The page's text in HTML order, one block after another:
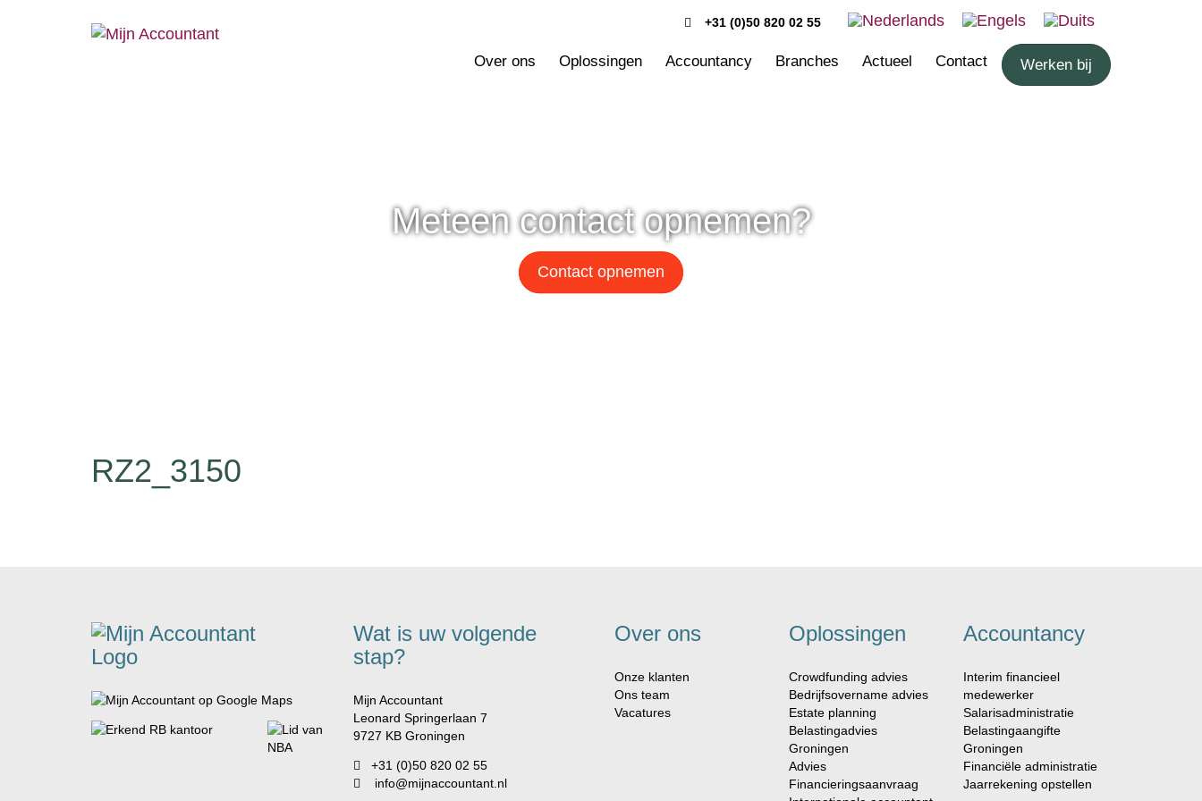
+31 (0)50 820 02 55
Over ons Oplossingen Accountancy Branches Actueel Contact Werken bij
Meteen contact opnemen?
Contact opnemen
RZ2_3150
Wat is uw volgende
stap?
Mijn Accountant
Leonard Springerlaan 7
9727 KB Groningen
+31 (0)50 820 02 55
info@mijnaccountant.nl
Over ons
Onze klanten
Ons team
Vacatures
Oplossingen
Crowdfunding advies
Bedrijfsovername advies
Estate planning
Belastingadvies
Groningen
Advies
Financieringsaanvraag
Accountancy
Interim financieel
medewerker
Salarisadministratie
Belastingaangifte
Groningen
Financiële administratie
Jaarrekening opstellen